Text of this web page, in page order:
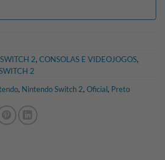
2, CONSOLAS E VIDEOJOGOS,
2
, Nintendo Switch 2, Oficial, Preto